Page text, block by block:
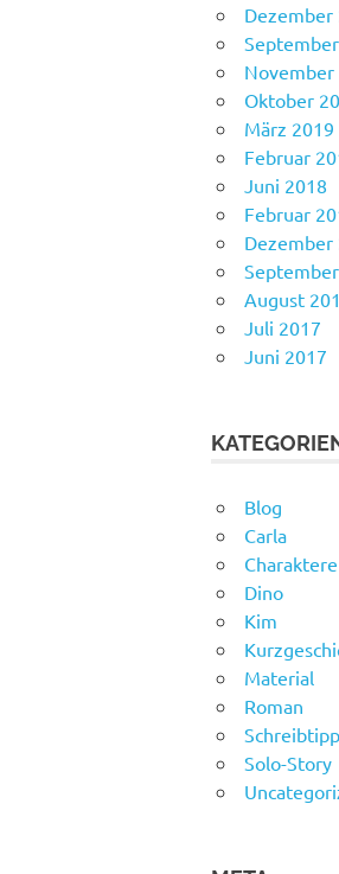
Dezember
November
Oktober
März 2019
Februar
Juni 2018
Februar
Dezember
August
Juli 2017
Juni 2017
Blog
Carla
Charaktere
Dino
Kim
Material
Roman
Solo-Story